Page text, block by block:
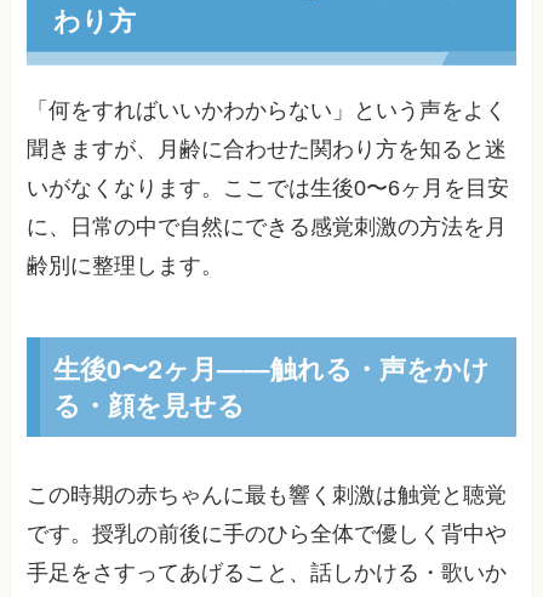
わり方
「何をすればいいかわからない」という声をよく
聞きますが、月齢に合わせた関わり方を知ると迷
いがなくなります。ここでは生後0〜6ヶ月を目安
に、日常の中で自然にできる感覚刺激の方法を月
齢別に整理します。
生後0〜2ヶ月——触れる・声をかけ
る・顔を見せる
この時期の赤ちゃんに最も響く刺激は触覚と聴覚
です。授乳の前後に手のひら全体で優しく背中や
手足をさすってあげること、話しかける・歌いか